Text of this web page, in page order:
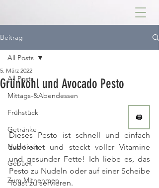
Beitrag
All Posts
Mittags-&Abendessen
Frühstück
Getränke
Nachtisch
Gebäck
Zum Mitnehmen
All Posts
Grünkohl und Avocado Pesto
5. März 2022
🖨
Dieses Pesto ist schnell und einfach
zubereitet und steckt voller Vitamine
und gesunder Fette! Ich liebe es, das
Pesto zu Nudeln oder auf einer Scheibe
Toast zu servieren.